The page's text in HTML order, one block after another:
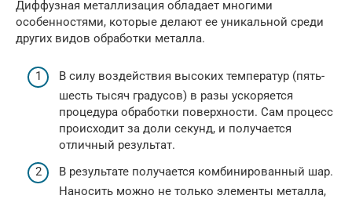
Диффузная металлизация обладает многими
особенностями, которые делают ее уникальной среди
других видов обработки металла.
В силу воздействия высоких температур (пять-
шесть тысяч градусов) в разы ускоряется
процедура обработки поверхности. Сам процесс
происходит за доли секунд, и получается
отличный результат.
В результате получается комбинированный шар.
Наносить можно не только элементы металла,